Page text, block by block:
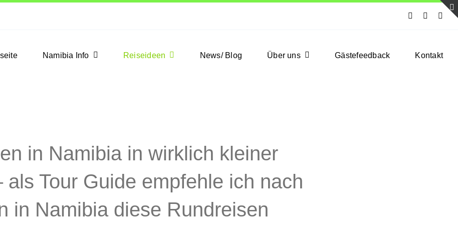
Namibia Info Reiseideen News/ Blog Über uns Gästefeedback Kontakt
in Namibia in wirklich kleiner
als Tour Guide empfehle ich nach
in Namibia diese Rundreisen